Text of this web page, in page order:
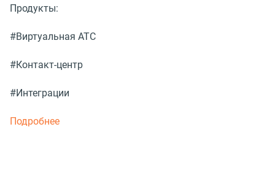
Продукты:
#Виртуальная АТС
#Контакт-центр
#Интеграции
Подробнее